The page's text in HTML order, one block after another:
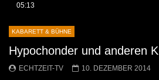
05:13
KABARETT & BÜHNE
Hypochonder und anderen
ECHTZEIT-TV 10. DEZEMBER 2014